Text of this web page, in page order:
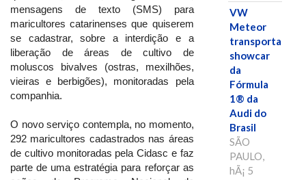
mensagens de texto (SMS) para
maricultores catarinenses que quiserem
se cadastrar, sobre a interdição e a
liberação de áreas de cultivo de
moluscos bivalves (ostras, mexilhões,
vieiras e berbigões), monitoradas pela
companhia.
O novo serviço contempla, no momento,
292 maricultores cadastrados nas áreas
de cultivo monitoradas pela Cidasc e faz
parte de uma estratégia para reforçar as
VW
Meteor
transporta
showcar
da
Fórmula
1® da
Audi do
Brasil
SÃO
PAULO,
hÃ¡ 5